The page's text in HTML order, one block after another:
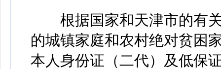
根据国家和天津市的有关
的城镇家庭和农村绝对贫困
本人身份证（二代）及低保